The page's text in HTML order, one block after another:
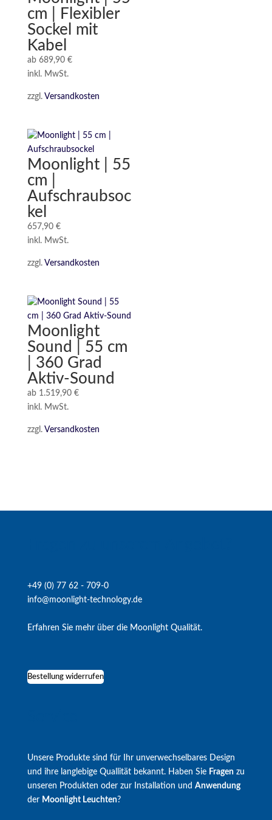
cm | Flexibler
Sockel mit
Kabel
ab 689,90 €
inkl. MwSt.
zzgl. Versandkosten
Moonlight | 55
cm |
Aufschraubsoc
kel
657,90 €
inkl. MwSt.
zzgl. Versandkosten
Moonlight
Sound | 55 cm
| 360 Grad
Aktiv-Sound
ab 1.519,90 €
inkl. MwSt.
zzgl. Versandkosten
+49 (0) 77 62 - 709-0
info@moonlight-technology.de
Erfahren Sie mehr über die Moonlight Qualität.
Bestellung widerrufen
Unsere Produkte sind für Ihr unverwechselbares Design
und ihre langlebige Quallität bekannt. Haben Sie Fragenzu
unseren Produkten oder zur Installation und Anwendung
der Moonlight Leuchten?